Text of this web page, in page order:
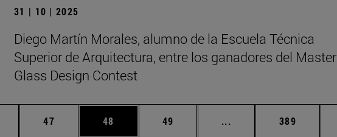
31 | 10 | 2025
Diego Martín Morales, alumno de la Escuela Técnica
Superior de Arquitectura, entre los ganadores del Master
Glass Design Contest
Páginas intermedias Use TAB para desplazarse.
Página
47 Página
48 Página
49 ... Páginas intermedias
Página
389